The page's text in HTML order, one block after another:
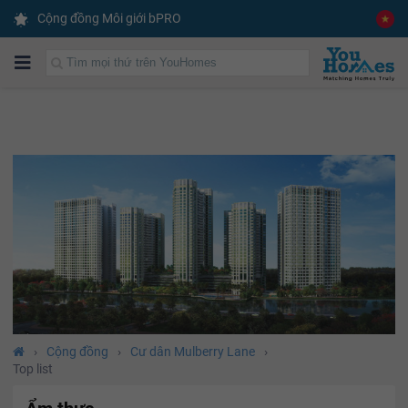
Cộng đồng Môi giới bPRO
› Cộng đồng › Cư dân Mulberry Lane
›
Top list